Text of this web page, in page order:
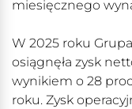
miesięcznego
W 2025 roku
osiągnęła zysk
wynikiem o 28
roku. Zysk